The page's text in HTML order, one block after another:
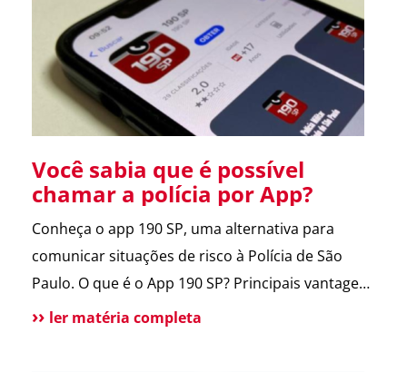
entregador e morador. Um armário inteligente,
seguro e disponível […]
Você sabia que é possível
chamar a polícia por App?
Conheça o app 190 SP, uma alternativa para
comunicar situações de risco à Polícia de São
Paulo. O que é o App 190 SP? Principais vantagens
e benefícios para a população Situações de uso
ler matéria completa